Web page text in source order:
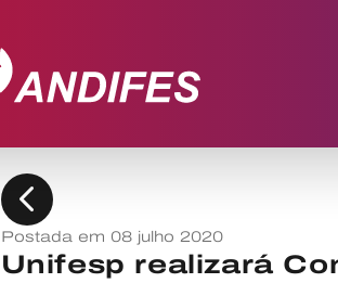
chevron_left
Postada em 08 julho 2020
Unifesp realizará